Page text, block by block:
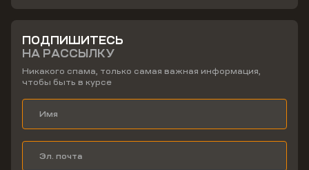
ПОДПИШИТЕСЬ
НА РАССЫЛКУ
Никакого спама, только самая важная информация,
чтобы быть в курсе